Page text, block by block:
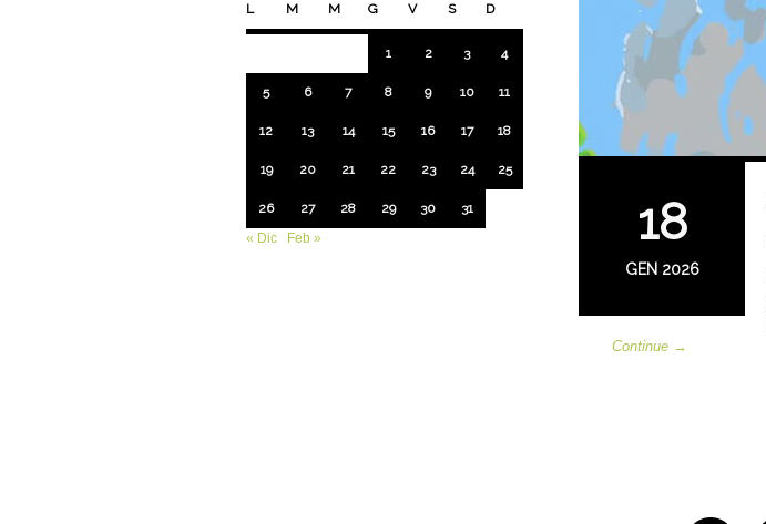
18
GEN 2026
Continue →
L M M G V S D
1 2 3 4
5 6 7 8 9 10 11
12 13 14 15 16 17 18
19 20 21 22 23 24 25
26 27 28 29 30
31
« Dic
Feb »